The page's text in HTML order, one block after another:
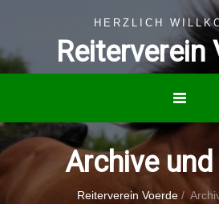
HERZLICH
Reiterverein
Archive
Reiterverein Voerde /